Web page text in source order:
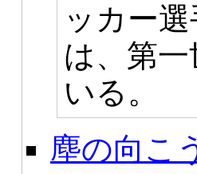
ッカー
は、第
いる。
塵の向こ